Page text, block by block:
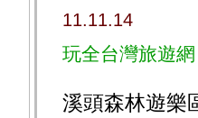
11.11.14
玩全台灣旅遊網
溪頭森林遊樂